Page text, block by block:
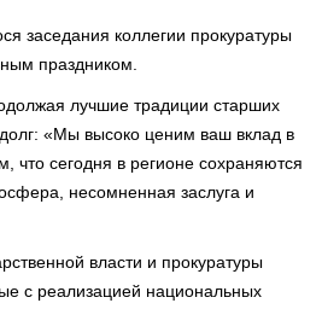
заседания коллегии прокуратуры
праздником.
лучшие традиции старших
«Мы высоко ценим ваш вклад в
что сегодня в регионе сохраняются
несомненная заслуга и
власти и прокуратуры
с реализацией национальных